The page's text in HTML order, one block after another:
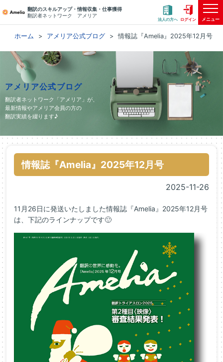
翻訳のスキルアップ・情報収集・仕事獲得
翻訳者ネットワーク アメリア
法人の方へ ログイン メニュー
ホーム アメリア公式ブログ 情報誌『Amelia』2025年12月号
アメリア公式ブログ
翻訳者ネットワーク「アメリア」が、
最新情報やアメリア会員の方の
翻訳実績を綴ります♪
情報誌『Amelia』2025年12月号
2025-11-26
11月26日に発送いたしました情報誌『Amelia』2025年12月号
は、下記のラインナップです🙂